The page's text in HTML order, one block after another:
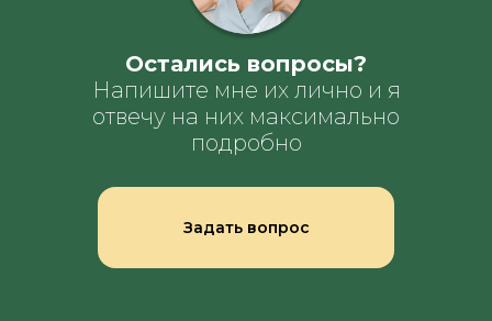
Задать вопрос
Остались вопросы?
Напишите мне их лично и я
отвечу на них максимально
подробно